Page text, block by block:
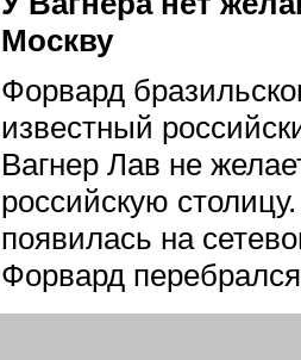
Москву
Форвард
известный
Вагнер Лав не
российскую
появилась на
Форвард